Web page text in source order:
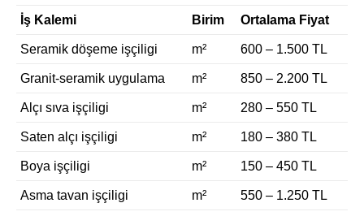
İş Kalemi Birim Ortalama Fiyat
Seramik döşeme işçiligi m² 600 – 1.500 TL
Granit-seramik uygulama m² 850 – 2.200 TL
Alçı sıva işçiligi m² 280 – 550 TL
Saten alçı işçiligi m² 180 – 380 TL
Boya işçiligi m² 150 – 450 TL
Asma tavan işçiligi m² 550 – 1.250 TL